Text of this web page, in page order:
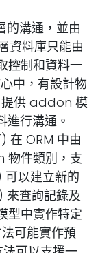
溝通，並由
資料庫只能由
控制和資料一
中，有設計物
提供 addon 模
行溝通。
在 ORM 中由
物件類別，支
以建立新的
查詢記錄及
型中實作特定
可能實作預